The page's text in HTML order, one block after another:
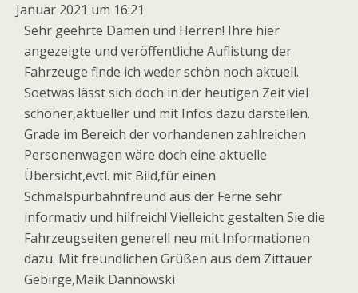
Januar 2021 um 16:21
Sehr geehrte Damen und Herren! Ihre hier
angezeigte und veröffentliche Auflistung der
Fahrzeuge finde ich weder schön noch aktuell.
Soetwas lässt sich doch in der heutigen Zeit viel
schöner,aktueller und mit Infos dazu darstellen.
Grade im Bereich der vorhandenen zahlreichen
Personenwagen wäre doch eine aktuelle
Übersicht,evtl. mit Bild,für einen
Schmalspurbahnfreund aus der Ferne sehr
informativ und hilfreich! Vielleicht gestalten Sie die
Fahrzeugseiten generell neu mit Informationen
dazu. Mit freundlichen Grüßen aus dem Zittauer
Gebirge,Maik Dannowski